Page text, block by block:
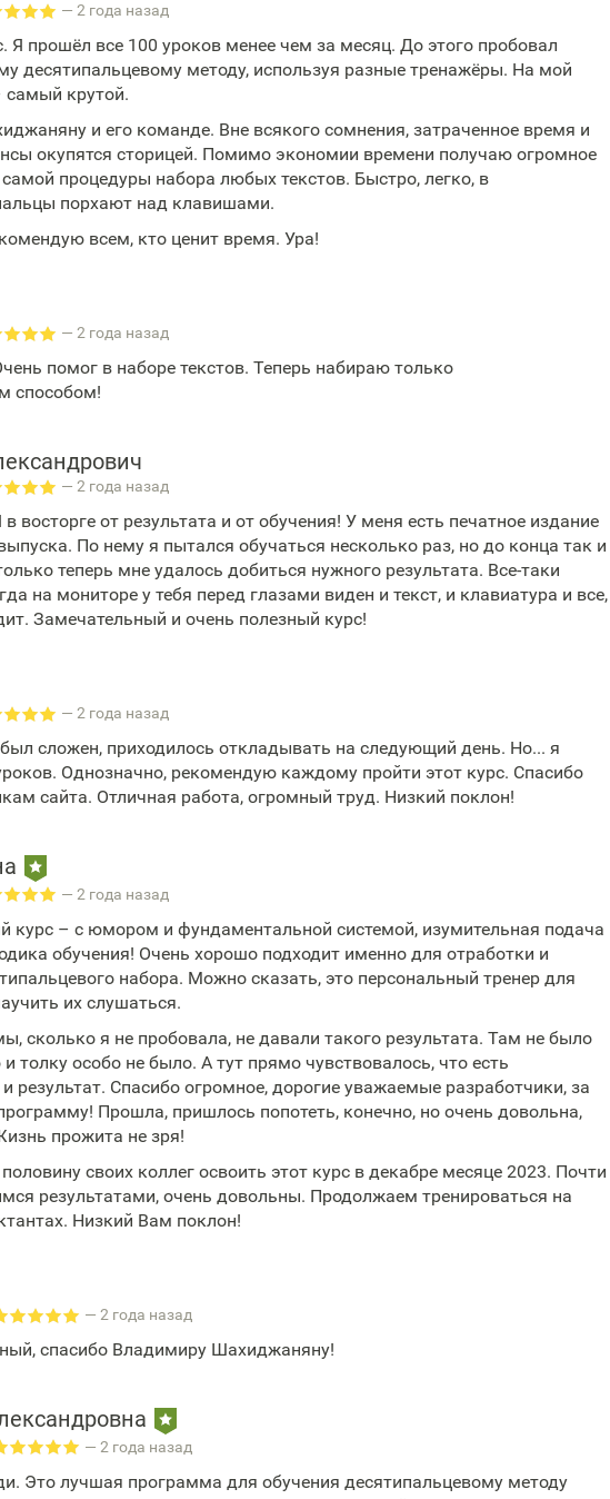
— 2 года назад
Я прошёл все 100 уроков менее чем за месяц. До этого пробовал
десятипальцевому методу, используя разные тренажёры. На мой
крутой.
и его команде. Вне всякого сомнения, затраченное время и
окупятся сторицей. Помимо экономии времени получаю огромное
процедуры набора любых текстов. Быстро, легко, в
порхают над клавишами.
всем, кто ценит время. Ура!
— 2 года назад
помог в наборе текстов. Теперь набираю только
способом!
— 2 года назад
восторге от результата и от обучения! У меня есть печатное издание
По нему я пытался обучаться несколько раз, но до конца так и
теперь мне удалось добиться нужного результата. Все-таки
на мониторе у тебя перед глазами виден и текст, и клавиатура и все,
Замечательный и очень полезный курс!
— 2 года назад
сложен, приходилось откладывать на следующий день. Но... я
Однозначно, рекомендую каждому пройти этот курс. Спасибо
сайта. Отличная работа, огромный труд. Низкий поклон!
— 2 года назад
курс – с юмором и фундаментальной системой, изумительная подача
обучения! Очень хорошо подходит именно для отработки и
набора. Можно сказать, это персональный тренер для
их слушаться.
сколько я не пробовала, не давали такого результата. Там не было
толку особо не было. А тут прямо чувствовалось, что есть
результат. Спасибо огромное, дорогие уважаемые разработчики, за
Прошла, пришлось попотеть, конечно, но очень довольна,
прожита не зря!
своих коллег освоить этот курс в декабре месяце 2023. Почти
результатами, очень довольны. Продолжаем тренироваться на
Низкий Вам поклон!
— 2 года назад
спасибо Владимиру Шахиджаняну!
— 2 года назад
Это лучшая программа для обучения десятипальцевому методу